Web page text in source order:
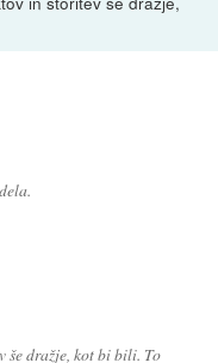
še dražje, kot bi bili. To